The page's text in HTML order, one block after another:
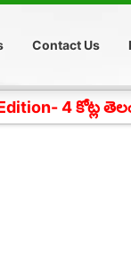
Contact Us
కోట్ల తెలంగాణ